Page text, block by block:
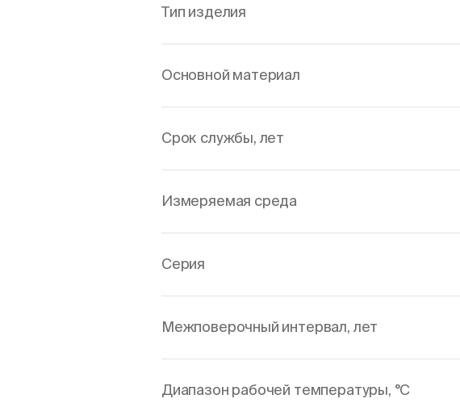
Тип изделия
Основной материал
Срок службы, лет
Измеряемая среда
Серия
Межповерочный интервал, лет
Диапазон рабочей температуры, °С